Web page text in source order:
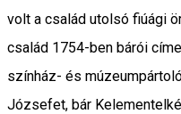
volt a család utolsó fiúági
család 1754-ben bárói
színház- és
Józsefet, bár